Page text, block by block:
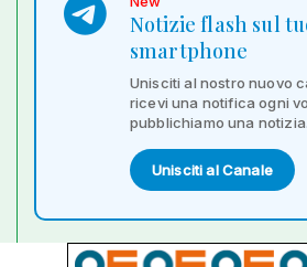
Notizie flash sul
smartphone
Unisciti al nostro nuovo
ricevi una notifica ogni
pubblichiamo una notizia.
Unisciti al Canale